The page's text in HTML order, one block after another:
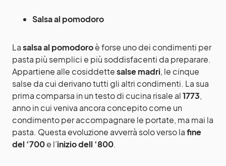
Salsa al pomodoro
Lasalsa al pomodoroè forse uno dei condimenti per
pasta più semplici e più soddisfacenti da preparare.
Appartiene alle cosiddettesalse madri, le cinque
salse da cui derivano tutti gli altri condimenti. La sua
prima comparsa in un testo di cucina risale al1773,
anno in cui veniva ancora concepito come un
condimento per accompagnare le portate, ma mai la
pasta. Questa evoluzione avverrà solo verso lafine
del ‘700e l’inizio dell ‘800.